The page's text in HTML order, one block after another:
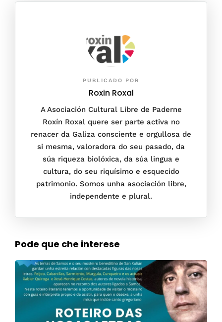
PUBLICADO POR
Roxin Roxal
A Asociación Cultural Libre de Paderne
Roxín Roxal quere ser parte activa no
renacer da Galiza consciente e orgullosa de
si mesma, valoradora do seu pasado, da
súa riqueza biolóxica, da súa lingua e
cultura, do seu riquísimo e esquecido
patrimonio. Somos unha asociación libre,
independente e plural.
Pode que che interese